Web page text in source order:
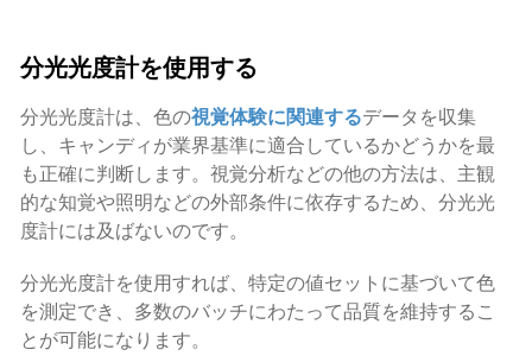
分光光度計を使用する
分光光度計は、色の視覚体験に関連するデータを収集
し、キャンディが業界基準に適合しているかどうかを最
も正確に判断します。視覚分析などの他の方法は、主観
的な知覚や照明などの外部条件に依存するため、分光光
度計には及ばないのです。
分光光度計を使用すれば、特定の値セットに基づいて色
を測定でき、多数のバッチにわたって品質を維持するこ
とが可能になります。